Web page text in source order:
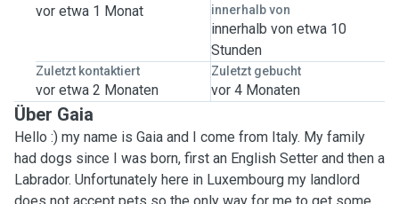
vor etwa 1 Monat
innerhalb von
innerhalb von etwa 10
Stunden
Zuletzt kontaktiert
vor etwa 2 Monaten
Zuletzt gebucht
vor 4 Monaten
Über Gaia
Hello :) my name is Gaia and I come from Italy. My family
had dogs since I was born, first an English Setter and then a
Labrador. Unfortunately here in Luxembourg my landlord